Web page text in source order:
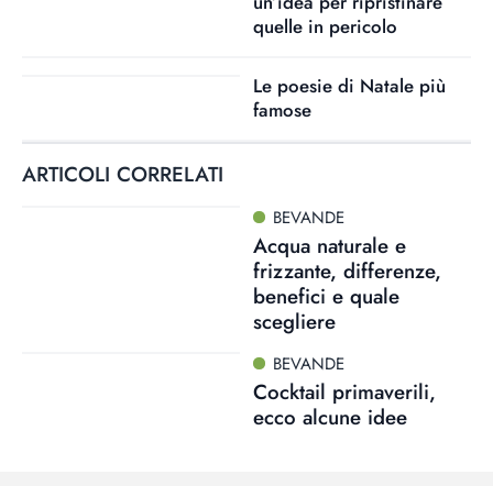
quelle in pericolo
Le poesie di Natale più
famose
ARTICOLI CORRELATI
BEVANDE
Acqua naturale e
frizzante, differenze,
benefici e quale
scegliere
BEVANDE
Cocktail primaverili,
ecco alcune idee